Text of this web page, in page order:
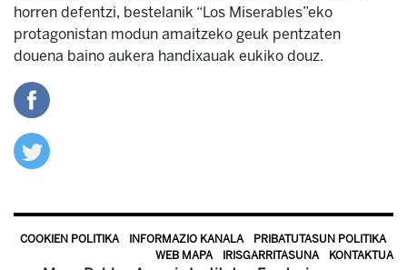
horren defentzi, bestelanik “Los Miserables”eko
protagonistan modun amaitzeko geuk pentzaten
douena baino aukera handixauak eukiko douz.
COOKIEN POLITIKA INFORMAZIO KANALA
PRIBATUTASUN POLITIKA
WEB MAPA
IRISGARRITASUNA KONTAKTUA